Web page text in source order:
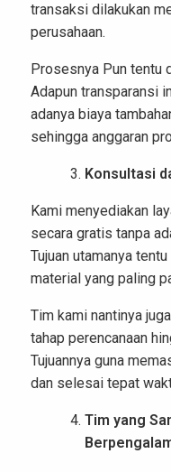
transaksi dilakukan
perusahaan.
Prosesnya Pun tentu
Adapun transparansi
adanya biaya
sehingga anggaran
Konsultasi
Kami menyediakan
secara gratis tanpa
Tujuan utamanya
material yang paling
Tim kami nantinya
tahap perencanaan
Tujuannya guna
dan selesai tepat
Tim yang